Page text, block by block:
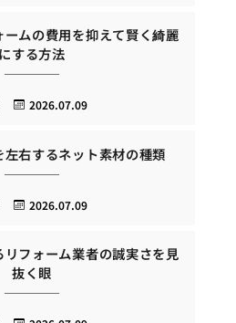
ムの費用を抑えて賢く綺麗
にする方法
2026.07.09
右するネット素材の種類
2026.07.09
フォーム業者の誠実さを見
抜く眼